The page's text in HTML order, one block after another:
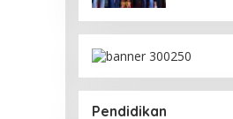
Pendidikan